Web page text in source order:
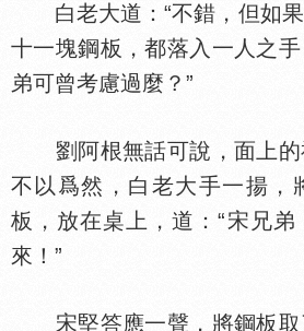
白老大道：“不錯，但如果
十一塊鋼板，都落入一人之
弟可曾考慮過麼？”
劉阿根無話可說，面上的
不以爲然，白老大手一揚，
板，放在桌上，道：“宋兄弟
來！”
宋堅答應一聲，將鋼板取